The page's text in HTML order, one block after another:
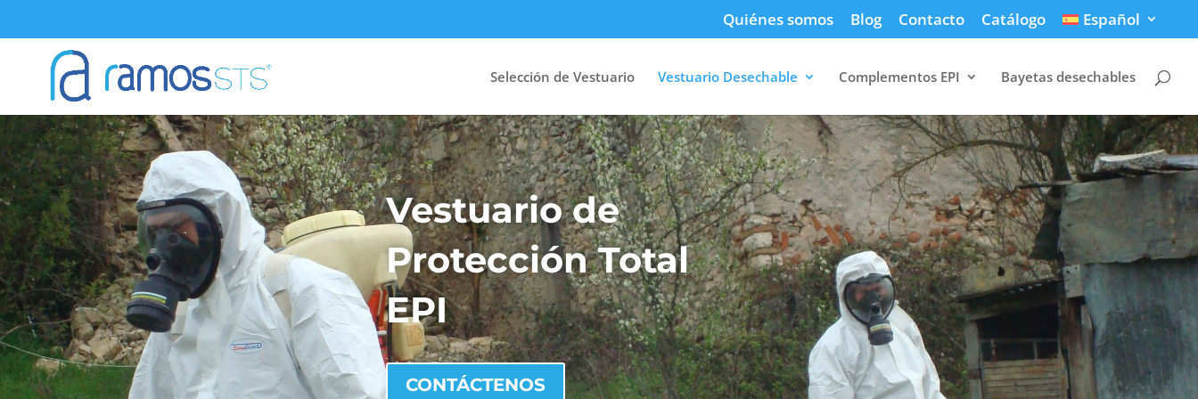
Quiénes somos Blog Contacto Catálogo Español
Selección de Vestuario Vestuario Desechable Complementos EPI Bayetas desechables
Vestuario de
Protección Total
EPI
CONTÁCTENOS